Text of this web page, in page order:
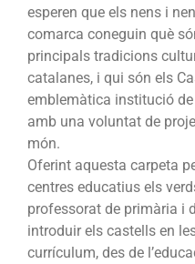
esperen que els nens i
comarca coneguin què
principals tradicions
catalanes, i qui són els
emblemàtica institució
amb una voluntat de
món.
Oferint aquesta carpeta
centres educatius els
professorat de primària i
introduir els castells en
currículum, des de